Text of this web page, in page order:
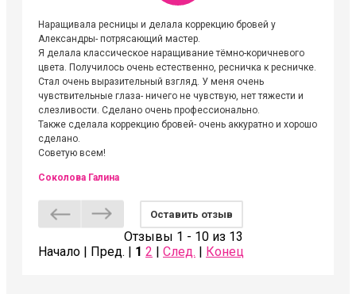
Наращивала ресницы и делала коррекцию бровей у
Александры- потрясающий мастер.
Я делала классическое наращивание тёмно-коричневого
цвета. Получилось очень естественно, ресничка к ресничке.
Стал очень выразительный взгляд. У меня очень
чувствительные глаза- ничего не чувствую, нет тяжести и
слезливости. Сделано очень профессионально.
Также сделала коррекцию бровей- очень аккуратно и хорошо
сделано.
Советую всем!
Соколова Галина
Оставить отзыв
Отзывы 1 - 10 из 13
Начало | Пред. | 1 2 | След. | Конец